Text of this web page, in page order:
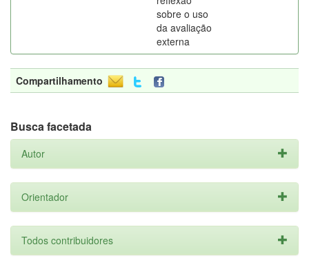
sobre o uso
da avaliação
externa
Compartilhamento
Busca facetada
Autor
Orientador
Todos contribuidores